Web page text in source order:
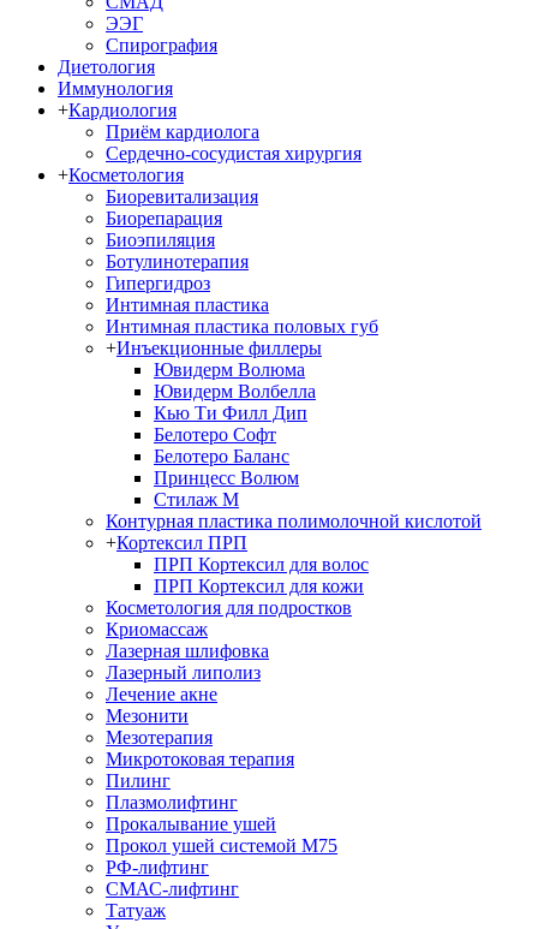
ЭЭГ
Спирография
Диетология
Иммунология
+Кардиология
Приём кардиолога
Сердечно-сосудистая хирургия
+Косметология
Биоревитализация
Биорепарация
Биоэпиляция
Ботулинотерапия
Гипергидроз
Интимная пластика
Интимная пластика половых губ
+Инъекционные филлеры
Ювидерм Волюма
Ювидерм Волбелла
Кью Ти Филл Дип
Белотеро Cофт
Белотеро Баланс
Принцесс Волюм
Стилаж М
Контурная пластика полимолочной кислотой
+Кортексил ПРП
ПРП Кортексил для волос
ПРП Кортексил для кожи
Косметология для подростков
Криомассаж
Лазерная шлифовка
Лазерный липолиз
Лечение акне
Мезонити
Мезотерапия
Микротоковая терапия
Пилинг
Плазмолифтинг
Прокалывание ушей
Прокол ушей системой М75
РФ-лифтинг
СМАС-лифтинг
Татуаж